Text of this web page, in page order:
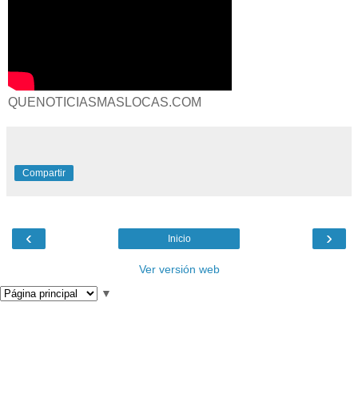
QUENOTICIASMASLOCAS.COM
Compartir
‹ ›
Inicio
Ver versión web
▼